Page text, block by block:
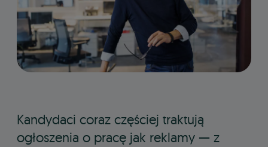
Kandydaci coraz częściej traktują
ogłoszenia o pracę jak reklamy — z